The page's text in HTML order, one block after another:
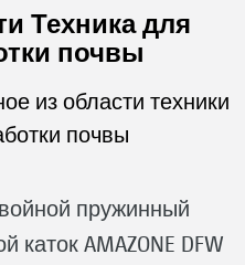
Техника для
почвы
из области техники
почвы
пружинный
каток AMAZONE DFW